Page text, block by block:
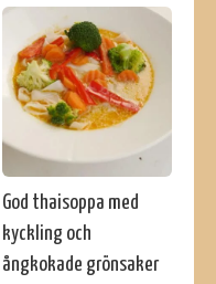
God thaisoppa med
kyckling och
ångkokade grönsaker